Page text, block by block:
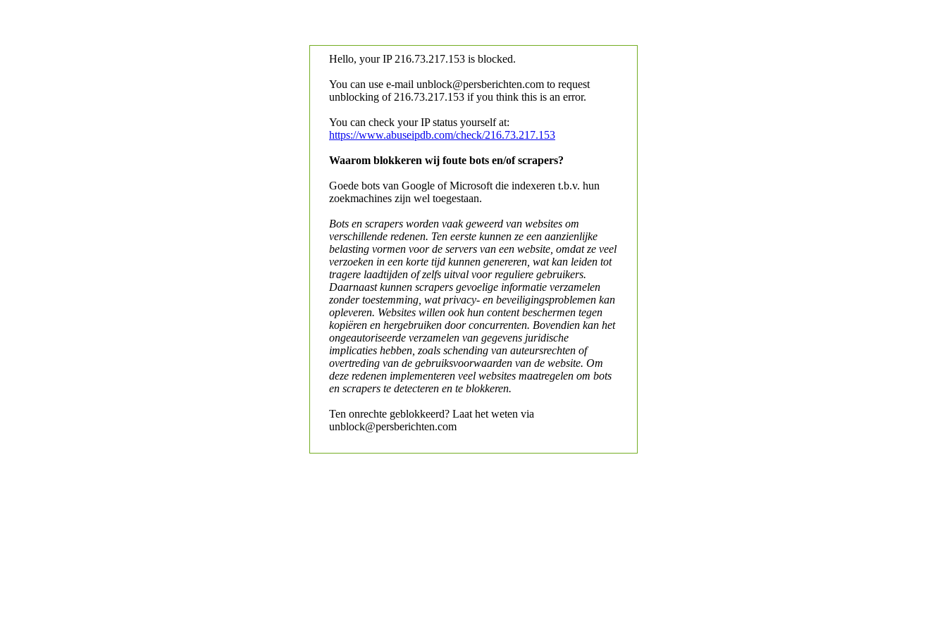
Hello, your IP 216.73.217.153 is blocked.
You can use e-mail unblock@persberichten.com to request
unblocking of 216.73.217.153 if you think this is an error.
You can check your IP status yourself at:
https://www.abuseipdb.com/check/216.73.217.153
Waarom blokkeren wij foute bots en/of scrapers?
Goede bots van Google of Microsoft die indexeren t.b.v. hun
zoekmachines zijn wel toegestaan.
Bots en scrapers worden vaak geweerd van websites om
verschillende redenen. Ten eerste kunnen ze een aanzienlijke
belasting vormen voor de servers van een website, omdat ze veel
verzoeken in een korte tijd kunnen genereren, wat kan leiden tot
tragere laadtijden of zelfs uitval voor reguliere gebruikers.
Daarnaast kunnen scrapers gevoelige informatie verzamelen
zonder toestemming, wat privacy- en beveiligingsproblemen kan
opleveren. Websites willen ook hun content beschermen tegen
kopiëren en hergebruiken door concurrenten. Bovendien kan het
ongeautoriseerde verzamelen van gegevens juridische
implicaties hebben, zoals schending van auteursrechten of
overtreding van de gebruiksvoorwaarden van de website. Om
deze redenen implementeren veel websites maatregelen om bots
en scrapers te detecteren en te blokkeren.
Ten onrechte geblokkeerd? Laat het weten via
unblock@persberichten.com